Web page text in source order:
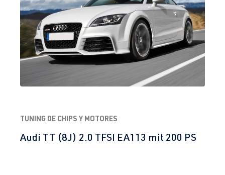
TUNING DE CHIPS Y MOTORES
Audi TT (8J) 2.0 TFSI EA113 mit 200 PS